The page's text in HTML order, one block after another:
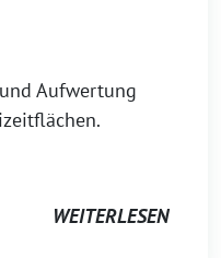
Aufwertung
WEITERLESEN